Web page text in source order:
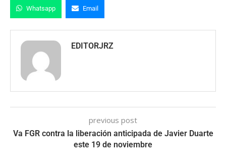
Whatsapp Email
EDITORJRZ
previous post
Va FGR contra la liberación anticipada de Javier Duarte
este 19 de noviembre